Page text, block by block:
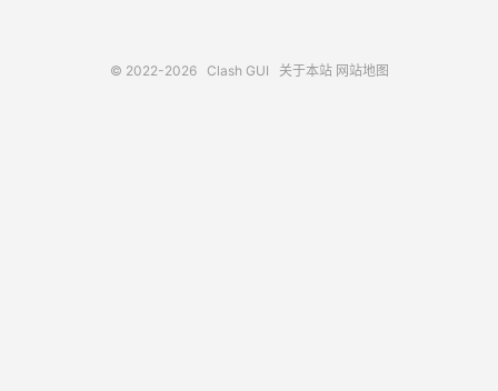
© 2022-2026 Clash GUI 关于本站 网站地图